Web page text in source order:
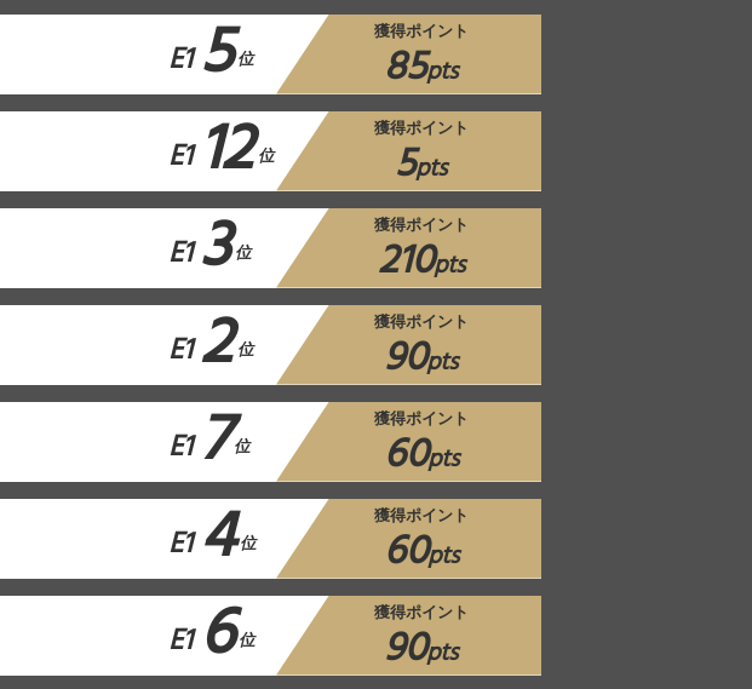
E1 5位
獲得ポイント
85pts
E1 12 位
獲得ポイント
5pts
E1 3 位
獲得ポイント
210pts
E12 位
獲得ポイント
90pts
E1 7 位
獲得ポイント
60pts
E1 4位
獲得ポイント
60pts
E1 6位
獲得ポイント
90pts